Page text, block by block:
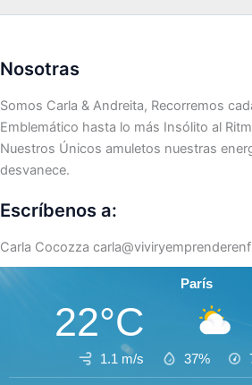
Nosotras
Somos Carla & Andreita, Recorremos
Emblemático hasta lo más Insólito al
Nuestros Únicos amuletos nuestras
desvanece.
Escríbenos a:
Carla Cocozza
París
22°C
1.1 m/s 37%